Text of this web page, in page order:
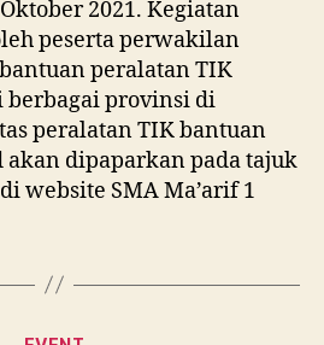
2021. Kegiatan
peserta perwakilan
peralatan TIK
provinsi di
peralatan TIK bantuan
dipaparkan pada tajuk
website SMA Ma’arif 1
Kategori